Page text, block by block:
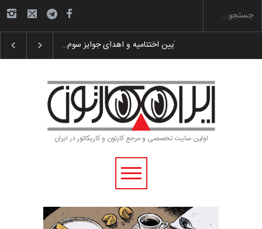
گزارش تصویری آیین اختتامیه و اهدای جوایز سوم…
اولین سایت تخصصی و مرجع کارتون و کاریکاتور در ایران